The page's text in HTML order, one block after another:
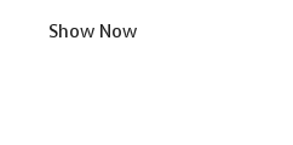
Show Now